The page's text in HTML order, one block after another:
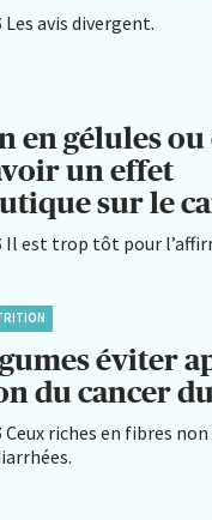
Les avis divergent.
en gélules
un effet
sur le
Il est trop tôt pour
éviter
du cancer
Ceux riches en fibres